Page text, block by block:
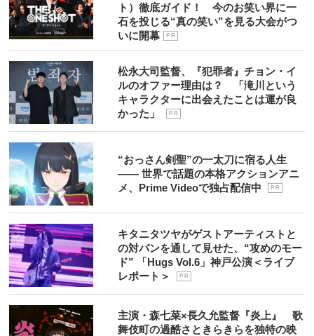
ト）徹底ガイド！ 今のお笑い界に一
石を投じる“真の笑い”を見る大会がつ
いに開幕
P R
松永大司監督、『犯罪者』チョン・イ
ルのオファー理由は？ 「滝川という
キャラクターに出会えたことは運が良
かった」
P R
“おっさん剣聖”の一太刀に宿る人生
―― 世界で話題の本格アクションアニ
メ、Prime Videoで独占配信中
P R
キタニタツヤがゲストアーティストと
の対バンを通して見せた、“攻めのモー
ド” 「Hugs Vol.6」神戸公演＜ライブ
レポート＞
P R
主演・森七菜×長久允監督『炎上』 歌
舞伎町の過酷さときらきらを独特の映